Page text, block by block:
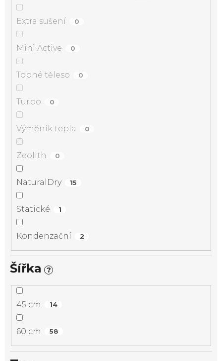
Extra sušení 0
Mini Active 0
Topné těleso 0
Turbo 0
Výměník tepla 0
Zeolith 0
NaturalDry 15
Statické 1
Kondenzační 2
Šířka ?
45 cm 14
60 cm 58